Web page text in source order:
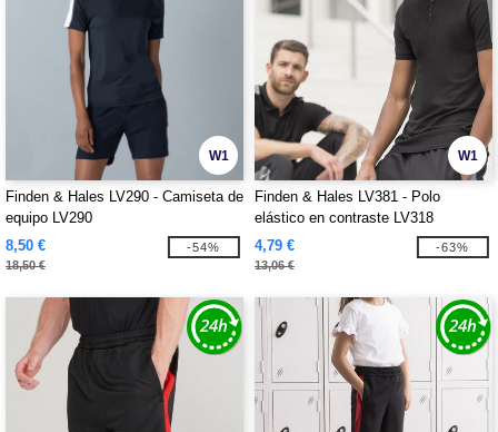
W1
Finden & Hales LV290 - Camiseta de
equipo LV290
8,50 €
18,50 €
-54%
W1
Finden & Hales LV381 - Polo
elástico en contraste LV318
4,79 €
13,06 €
-63%